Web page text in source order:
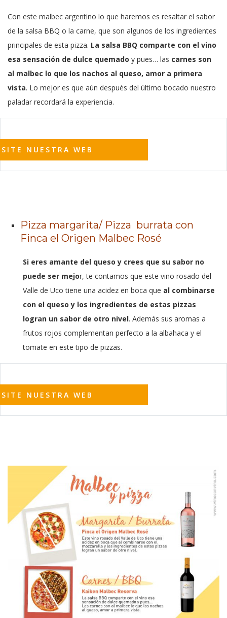
Con este malbec argentino lo que haremos es resaltar el sabor
de la salsa BBQ o la carne, que son algunos de los ingredientes
principales de esta pizza. La salsa BBQ comparte con el vino
esa sensación de dulce quemado y pues… las carnes son
al malbec lo que los nachos al queso, amor a primera
vista. Lo mejor es que aún después del último bocado nuestro
paladar recordará la experiencia.
NUESTRA WEB
Pizza margarita/ Pizza burrata con
Finca el Origen Malbec Rosé
Si eres amante del queso y crees que su sabor no
puede ser mejor, te contamos que este vino rosado del
Valle de Uco tiene una acidez en boca que al combinarse
con el queso y los ingredientes de estas pizzas
logran un sabor de otro nivel. Además sus aromas a
frutos rojos complementan perfecto a la albahaca y el
tomate en este tipo de pizzas.
NUESTRA WEB